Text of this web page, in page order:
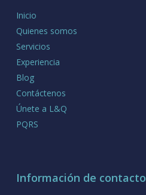
Inicio
Quienes somos
Servicios
Experiencia
Blog
Contáctenos
Únete a L&Q
PQRS
Información de contacto